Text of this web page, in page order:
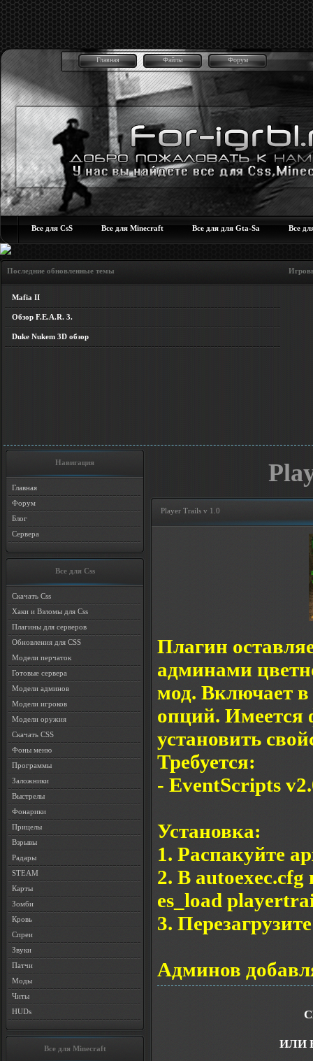
Главная Файлы Форум
Все для CsS Все для Minecraft Все для для Gta-Sa Все
Последние обновленные темы Игровые
Mafia II
Обзор F.E.A.R. 3.
Duke Nukem 3D обзор
Навигация
Главная
Форум
Блог
Сервера
Все для Css
Скачать Css
Хаки и Взломы для Css
Плагины для серверов
Обновления для CSS
Модели перчаток
Готовые сервера
Модели админов
Модели игроков
Модели оружия
Скачать CSS
Фоны меню
Программы
Заложники
Выстрелы
Фонарики
Прицелы
Взрывы
Радары
STEAM
Карты
Зомби
Кровь
Спреи
Звуки
Патчи
Моды
Читы
HUDs
Все для Minecraft
Player Trails v 1.0
Плагин
админами
мод. Включает в
опций. Имеется
установить
Требуется:
- EventScripts
Установка:
1. Распакуйте
2. В
es_load
3.
Админов
ИЛИ